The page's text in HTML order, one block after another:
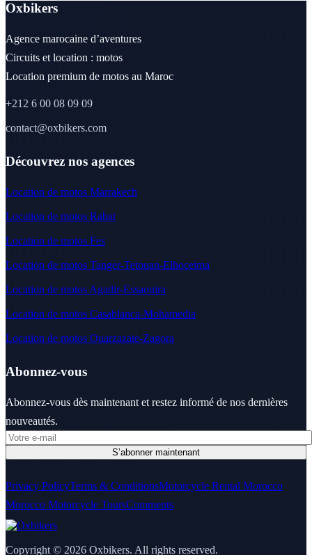
Oxbikers
Agence marocaine d’aventures
Circuits et location : motos
Location premium de motos au Maroc
+212 6 00 08 09 09
contact@oxbikers.com
Découvrez nos agences
Location de motos Marrakech
Location de motos Rabat
Location de motos Fes
Location de motos Tanger-Tetouan-Elhoceima
Location de motos Agadir-Essaouira
Location de motos Casablanca-Mohamedia
Location de motos Ouarzazate-Zagora
Abonnez-vous
Abonnez-vous dès maintenant et restez informé de nos dernières
nouveautés.
Privacy PolicyTerms & ConditionsMotorcycle Rental Morocco
Morocco Motorcycle ToursComments
Copyright © 2026 Oxbikers. All rights reserved.